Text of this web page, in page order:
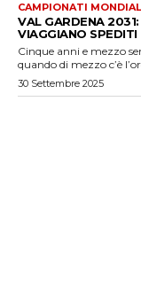
CAMPIONATI
VAL GARDENA
VIAGGIANO SPEDITI
Cinque anni e mezzo
quando di mezzo c’è
30 Settembre 2025